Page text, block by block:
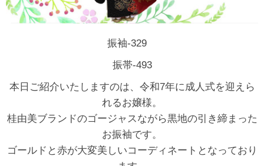
振袖-329
振帯-493
本日ご紹介いたしますのは、令和7年に成人式を迎えら
れるお嬢様。
桂由美ブランドのゴージャスながら黒地の引き締まった
お振袖です。
ゴールドと赤が大変美しいコーディネートとなっており